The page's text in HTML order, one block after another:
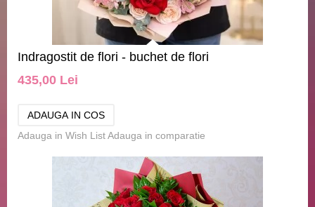
Indragostit de flori - buchet de flori
435,00 Lei
Adauga in Wish ListAdauga in comparatie